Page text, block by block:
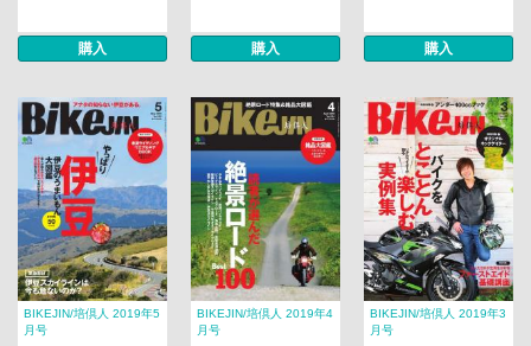
購入 購入 購入
BIKEJIN/培倶人 2019年5
月号
BIKEJIN/培倶人 2019年4
月号
BIKEJIN/培倶人 2019年3
月号